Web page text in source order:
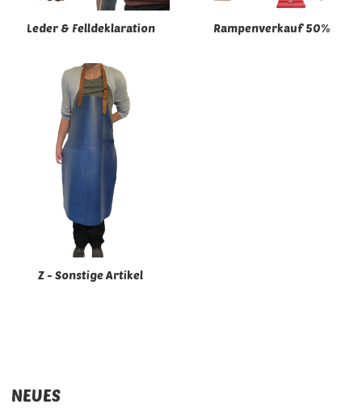
Leder & Felldeklaration Rampenverkauf 50%
Z - Sonstige Artikel
NEUES